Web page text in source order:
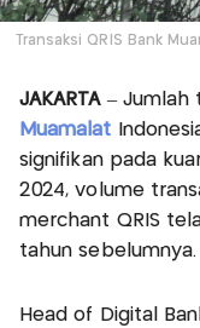
Transaksi QRIS Bank
JAKARTA– Jumlah
Muamalat
signifikan pada
2024, volume
merchant QRIS
tahun sebelumnya.
Head of Digital